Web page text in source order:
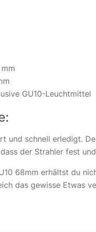
GU10-Leuchtmittel
und schnell erledigt.
der Strahler fest
68mm erhältst du
das gewisse Etwas